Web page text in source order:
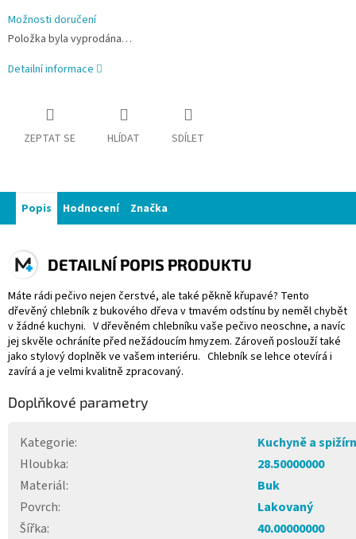
Možnosti doručení
Položka byla vyprodána…
Detailní informace
ZEPTAT SE HLÍDAT SDÍLET
Popis Hodnocení Značka
DETAILNÍ POPIS PRODUKTU
Máte rádi pečivo nejen čerstvé, ale také pěkně křupavé? Tento
dřevěný chlebník z bukového dřeva v tmavém odstínu by neměl chybět
v žádné kuchyni. V dřevěném chlebníku vaše pečivo neoschne, a navíc
jej skvěle ochráníte před nežádoucím hmyzem. Zároveň poslouží také
jako stylový doplněk ve vašem interiéru. Chlebník se lehce otevírá i
zavírá a je velmi kvalitně zpracovaný.
Doplňkové parametry
Kategorie:
Kuchyně a
Hloubka:
28.50000000
Materiál:
Buk
Povrch:
Lakovaný
Šířka:
40.00000000